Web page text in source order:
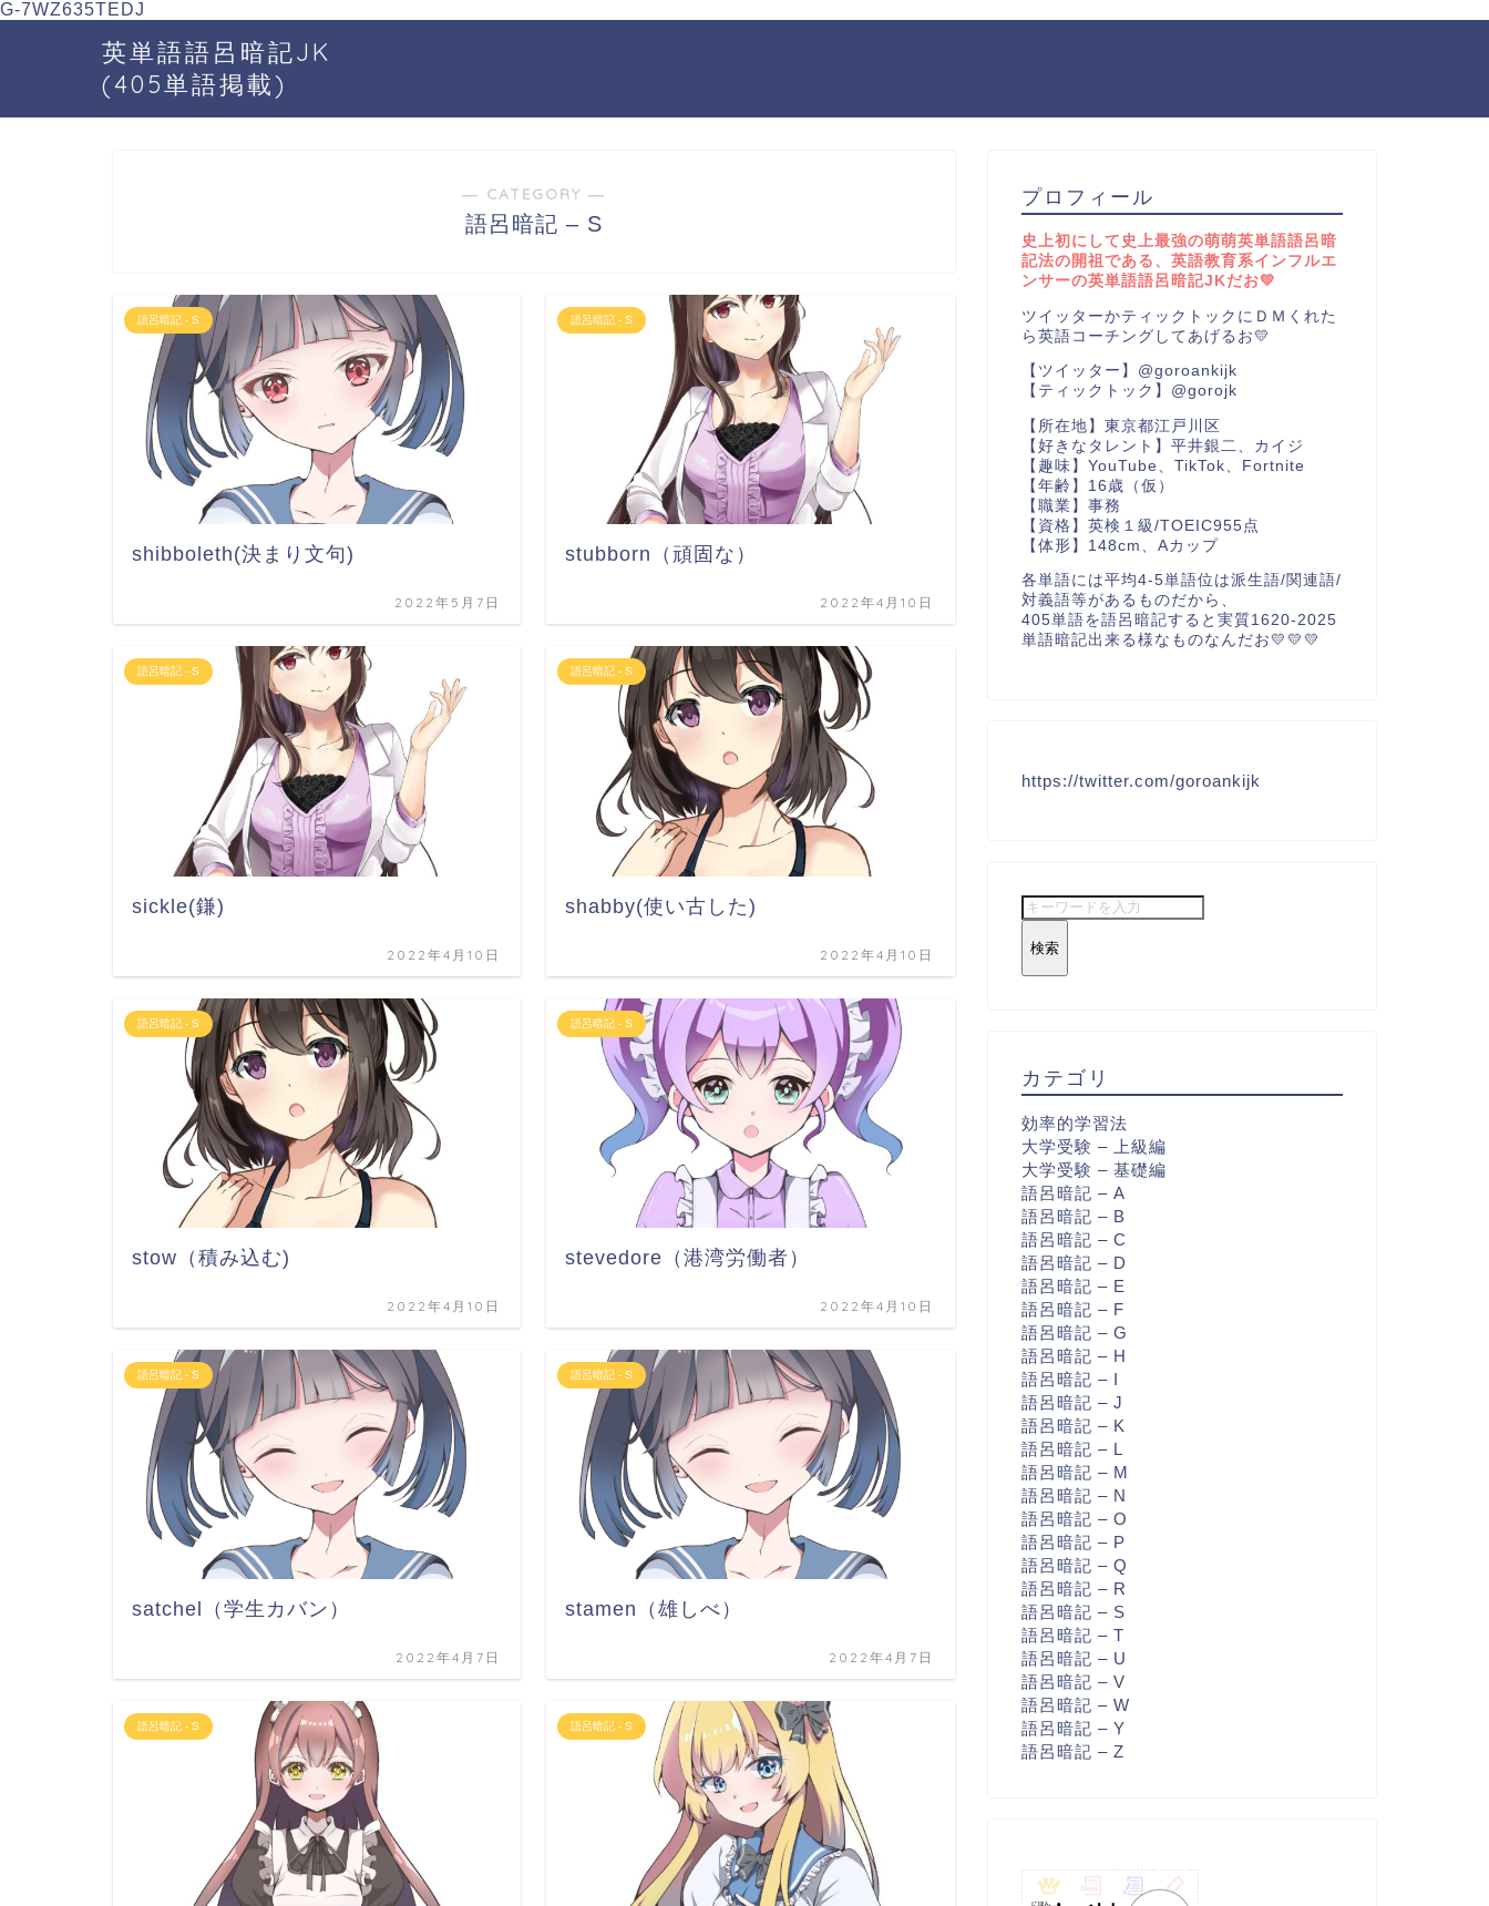
G-7WZ635TEDJ
英単語語呂暗記JK
(405単語掲載)
― CATEGORY ―
語呂暗記 – S
語呂暗記 - S
shibboleth(決まり文句)
2022年5月7日
語呂暗記 - S
stubborn（頑固な）
2022年4月10日
語呂暗記 - S
sickle(鎌)
2022年4月10日
語呂暗記 - S
shabby(使い古した)
2022年4月10日
語呂暗記 - S
stow（積み込む)
2022年4月10日
語呂暗記 - S
stevedore（港湾労働者）
2022年4月10日
語呂暗記 - S
satchel（学生カバン）
2022年4月7日
語呂暗記 - S
stamen（雄しべ）
2022年4月7日
語呂暗記 - S 語呂暗記 - S
プロフィール
史上初にして史上最強の萌萌英単語語呂暗
記法の開祖である、英語教育系インフルエ
ンサーの英単語語呂暗記JKだお💛
ツイッターかティックトックにＤＭくれた
ら英語コーチングしてあげるお💛
【ツイッター】@goroankijk
【ティックトック】@gorojk
【所在地】東京都江戸川区
【好きなタレント】平井銀二、カイジ
【趣味】YouTube、TikTok、Fortnite
【年齢】16歳（仮）
【職業】事務
【資格】英検１級/TOEIC955点
【体形】148cm、Aカップ
各単語には平均4-5単語位は派生語/関連語/
対義語等があるものだから、
405単語を語呂暗記すると実質1620-2025
単語暗記出来る様なものなんだお💛💛💛
https://twitter.com/goroankijk
検索
カテゴリ
効率的学習法
大学受験 – 上級編
大学受験 – 基礎編
語呂暗記 – A
語呂暗記 – B
語呂暗記 – C
語呂暗記 – D
語呂暗記 – E
語呂暗記 – F
語呂暗記 – G
語呂暗記 – H
語呂暗記 – I
語呂暗記 – J
語呂暗記 – K
語呂暗記 – L
語呂暗記 – M
語呂暗記 – N
語呂暗記 – O
語呂暗記 – P
語呂暗記 – Q
語呂暗記 – R
語呂暗記 – S
語呂暗記 – T
語呂暗記 – U
語呂暗記 – V
語呂暗記 – W
語呂暗記 – Y
語呂暗記 – Z